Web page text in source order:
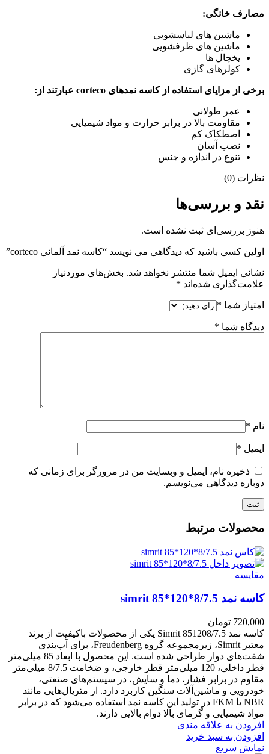
مصارف خانگی:
ماشین های لباسشویی
ماشین های ظرفشویی
یخچال ها
کولرهای گازی
برخی از مزایای استفاده از کاسه نمدهای corteco عبارتند از:
عمر طولانی
مقاومت بالا در برابر حرارت و مواد شیمیایی
اصطکاک کم
نصب آسان
تنوع در اندازه و جنس
نظرات (0)
نقد و بررسی‌ها
هنوز بررسی‌ای ثبت نشده است.
اولین کسی باشید که دیدگاهی می نویسد “کاسه نمد آلمانی corteco”
نشانی ایمیل شما منتشر نخواهد شد. بخش‌های موردنیاز
علامت‌گذاری شده‌اند *
امتیاز شما *
دیدگاه شما *
نام *
ایمیل *
ذخیره نام، ایمیل و وبسایت من در مرورگر برای زمانی که
دوباره دیدگاهی می‌نویسم.
محصولات مرتبط
مقايسه
کاسه نمد simrit 85*120*8/7.5
720,000 تومان
کاسه نمد Simrit 851208/7.5 یکی از محصولات باکیفیت از برند
معتبر Simrit، زیرمجموعه گروه Freudenberg، برای آب‌بندی
شفت‌های دوار طراحی شده است. این محصول با ابعاد 85 میلی‌متر
قطر داخلی، 120 میلی‌متر قطر خارجی، و ضخامت 8/7.5 میلی‌متر
مقاوم در برابر فشار، دما و سایش، در سیستم‌های صنعتی،
خودرویی و ماشین‌آلات سنگین کاربرد دارد. از متریال‌هایی مانند
NBR یا FKM در تولید این کاسه نمد استفاده می‌شود که در برابر
مواد شیمیایی و گرمای بالا دوام بالایی دارند.
افزودن به علاقه مندی
افزودن به سبد خرید
نمایش سریع